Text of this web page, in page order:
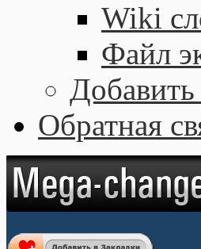
Wiki
Файл
Добавить
Обратная